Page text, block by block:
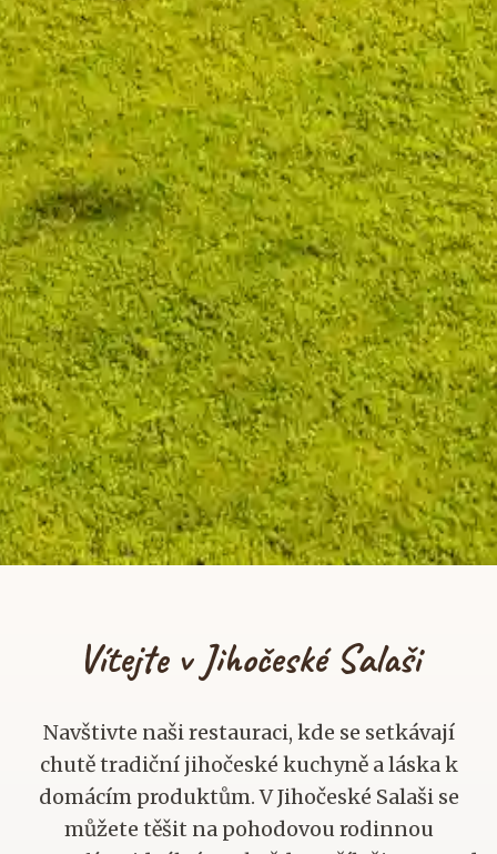
Vítejte v Jihočeské Salaši
Navštivte naši restauraci, kde se setkávají
chutě tradiční jihočeské kuchyně a láska k
domácím produktům. V Jihočeské Salaši se
můžete těšit na pohodovou rodinnou